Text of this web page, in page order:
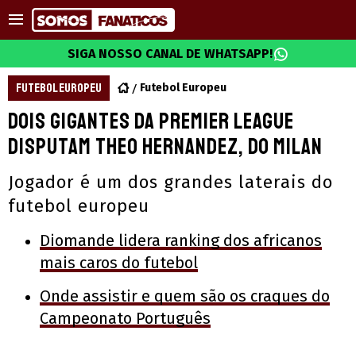
SIGA NOSSO CANAL DE WHATSAPP!
FUTEBOL EUROPEU Futebol Europeu
Dois gigantes da Premier League
disputam Theo Hernandez, do Milan
Jogador é um dos grandes laterais do
futebol europeu
Diomande lidera ranking dos africanos
mais caros do futebol
Onde assistir e quem são os craques do
Campeonato Português